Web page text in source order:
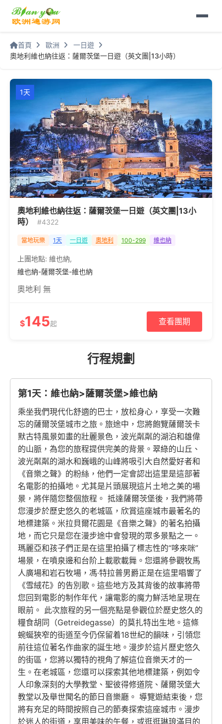
首頁 歐洲
一日遊
奧地利維也納往返：薩爾茨堡一日遊（英文團|13小時）
1天
奧地利維也納往返：薩爾茨堡一日遊（英文團|13小
時）
#4322
當地玩樂 1天 一日遊 奧地利 100-299 維也納
上團地點: 維也納,
維也納-薩爾茨堡-維也納
奧地利 無
$145起 查看團期
行程規劃
第1天：維也納>薩爾茨堡>維也納
乘坐我們現代化舒適的巴士，放松身心，享受一次難
忘的薩爾茨堡城市之旅。旅途中，您將飽覽薩爾茨卡
默古特風景如畫的壯麗景色，波光粼粼的湖泊和雄偉
的山脈，為您的旅程提供完美的背景。翠綠的山丘、
波光粼粼的湖水和巍峨的山峰將吸引大自然愛好者和
《音樂之聲》的粉絲，他們一定會認出這里是這部著
名電影的拍攝地。尤其是片頭展現這片土地之美的場
景，將伴隨您整個旅程。 抵達薩爾茨堡後，我們將帶
您漫步於歷史悠久的老城區，欣賞這座城市最著名的
地標建築。米拉貝爾花園是《音樂之聲》的著名拍攝
地，而它只是您在漫步途中會發現的眾多景點之一。
瑪麗亞和孩子們正是在這里拍攝了標志性的“哆來咪”
場景，在噴泉邊和台阶上載歌載舞。您還將參觀牧馬
人廣場和岩石牧場，馮·特拉普男爵正是在這里唱響了
《雪絨花》的告別歌。這些地方及其背後的故事將帶
您回到電影的制作年代，讓電影的魔力鮮活地呈現在
眼前。 此次旅程的另一個亮點是參觀位於歷史悠久的
糧食胡同（Getreidegasse）的莫扎特出生地。這條
蜿蜒狹窄的街道至今仍保留着18世紀的韻味，引領您
前往這位著名作曲家的誕生地。漫步於這片歷史悠久
的街區，您將以獨特的視角了解這位音樂天才的一
生。在老城區，您還可以探索其他地標建築，例如令
人印象深刻的大學教堂、聖彼得修道院、薩爾茨堡大
教堂以及舉世聞名的節日音樂廳。 導覽遊結束後，您
將有充足的時間按照自己的節奏探索這座城市。漫步
於迷人的街道，享用美味的午餐，或逛逛琳琅滿目的